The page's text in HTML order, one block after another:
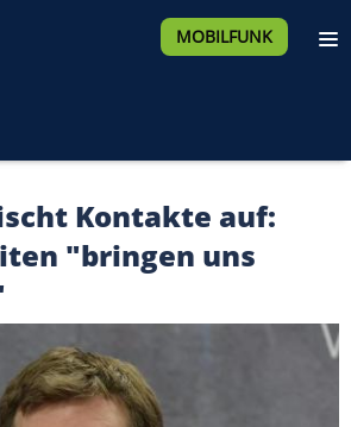
MOBILFUNK
Kontakte auf:
"bringen uns